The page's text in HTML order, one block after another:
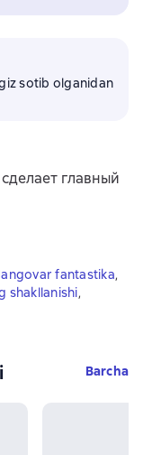
sotib olganidan
главный
fantastika,
shakllanishi,
Barcha